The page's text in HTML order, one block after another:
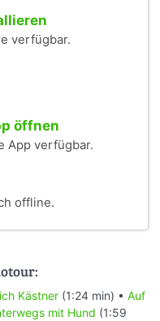
verfügbar.
öffnen
App verfügbar.
offline.
Kästner (1:24 min) • Auf
mit Hund (1:59